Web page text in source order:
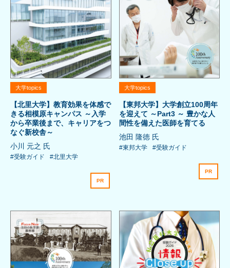
大学topics
【北里大学】教育効果を体感で
きる相模原キャンパス ～入学
から卒業後まで、キャリアをつ
なぐ新校舎～
小川 元之 氏
#受験ガイド #北里大学
PR
大学topics
【東邦大学】大学創立100周年
を迎えて ～Part3 ～ 豊かな人
間性を備えた医師を育てる
池田 隆徳 氏
#東邦大学 #受験ガイド
PR